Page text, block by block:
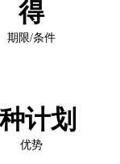
得
期限/条件
计划
优势